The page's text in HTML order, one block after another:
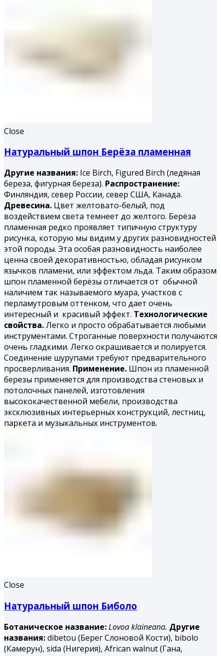
Close
Натуральный шпон Берёза пламенная
Другие названия: Ice Birch, Figured Birch (ледяная
береза, фигурная береза). Распространение:
Финляндия, север России, север США, Канада.
Древесина. Цвет желтовато-белый, под
воздействием света темнеет до желтого. Берёза
пламенная редко проявляет типичную структуру
рисунка, которую мы видим у других разновидностей
этой породы. Эта особая разновидность наиболее
ценна своей декоративностью, обладая рисунком
язычков пламени, или эффектом льда. Таким образом
шпон пламенной берёзы отличается от обычной
наличием так называемого муара, участков с
перламутровым оттенком, что дает очень
интересный и красивый эффект. Технологические
свойства.Легко и просто обрабатывается любыми
инструментами. Строганные поверхности получаются
очень гладкими. Легко окрашивается и полируется.
Соединение шурупами требуют предварительного
просверливания. Применение. Шпон из пламенной
березы применяется для производства стеновых и
потолочных панелей, изготовления
высококачественной мебели, производства
эксклюзивных интерьерных конструкций, лестниц,
паркета и музыкальных инструментов.
Close
Натуральный шпон Биболо
Ботаническое название:Lovoa klaineana. Другие
названия:dibetou (Берег Слоновой Кости), bibolo
(Камерун), sida (Нигерия), African walnut (Гана,